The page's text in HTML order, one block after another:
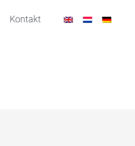
Kontakt